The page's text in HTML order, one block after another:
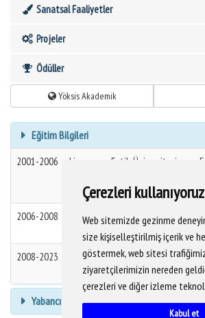
Çerezleri kullanıyoruz
Web sitemizde gezinme
size kişiselleştirilmiş içerik ve
göstermek, web sitesi
ziyaretçilerimizin nereden
çerezleri ve diğer izleme
Kabul et
Sanatsal Faaliyetler
Projeler
Ödüller
Yöksis Akademik
Eğitim Bilgileri
2001-2006 Lisans Fatih Üniversitesi
2006-2008
Yüksek
Lisans
Fatih Üniversitesi
2008-2023
Doktora İstanbul Üniversitesi
Yabancı Dil Bilgisi